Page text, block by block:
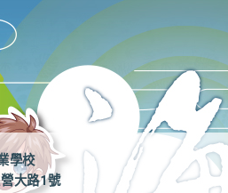
學校
大路1號